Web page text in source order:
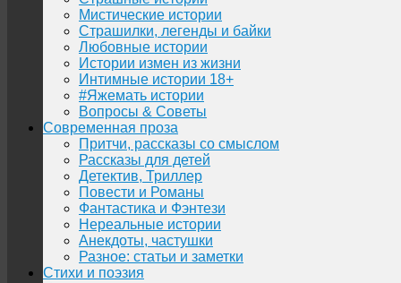
Мистические истории
Страшилки, легенды и байки
Любовные истории
Истории измен из жизни
Интимные истории 18+
#Яжемать истории
Вопросы & Советы
Современная проза
Притчи, рассказы со смыслом
Рассказы для детей
Детектив, Триллер
Повести и Романы
Фантастика и Фэнтези
Нереальные истории
Анекдоты, частушки
Разное: статьи и заметки
Стихи и поэзия